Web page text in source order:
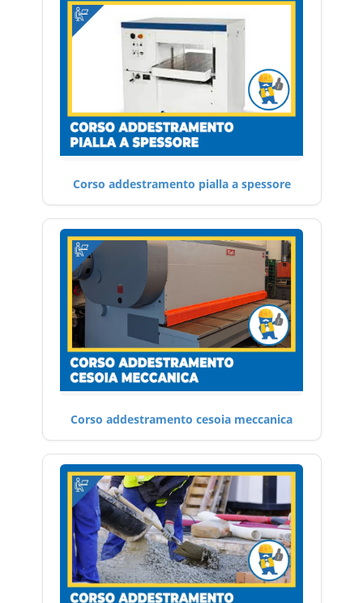
Corso addestramento pialla a spessore
Corso addestramento cesoia meccanica